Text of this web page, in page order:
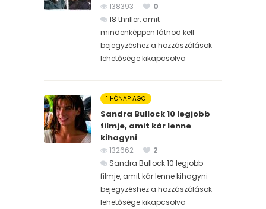
138393
0
18 thriller, amit
mindenképpen látnod kell
bejegyzéshez a hozzászólások
lehetősége kikapcsolva
1 HÓNAP AGO
Sandra Bullock 10 legjobb
filmje, amit kár lenne
kihagyni
132662
2
Sandra Bullock 10 legjobb
filmje, amit kár lenne kihagyni
bejegyzéshez a hozzászólások
lehetősége kikapcsolva